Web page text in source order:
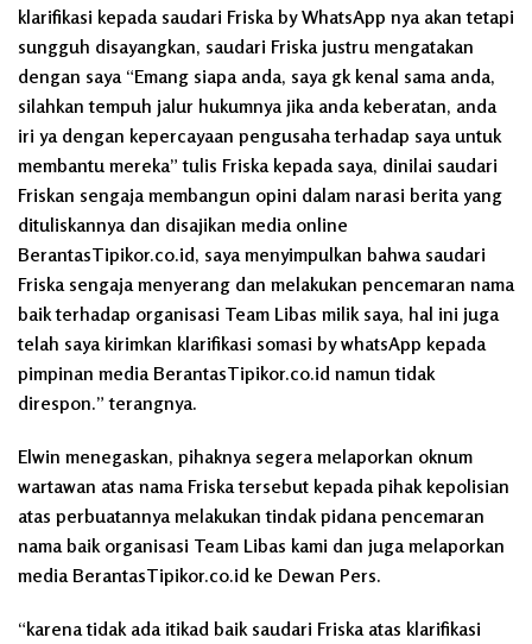
klarifikasi kepada saudari Friska by WhatsApp nya akan tetapi
sungguh disayangkan, saudari Friska justru mengatakan
dengan saya “Emang siapa anda, saya gk kenal sama anda,
silahkan tempuh jalur hukumnya jika anda keberatan, anda
iri ya dengan kepercayaan pengusaha terhadap saya untuk
membantu mereka” tulis Friska kepada saya, dinilai saudari
Friskan sengaja membangun opini dalam narasi berita yang
dituliskannya dan disajikan media online
BerantasTipikor.co.id, saya menyimpulkan bahwa saudari
Friska sengaja menyerang dan melakukan pencemaran nama
baik terhadap organisasi Team Libas milik saya, hal ini juga
telah saya kirimkan klarifikasi somasi by whatsApp kepada
pimpinan media BerantasTipikor.co.id namun tidak
direspon.” terangnya.
Elwin menegaskan, pihaknya segera melaporkan oknum
wartawan atas nama Friska tersebut kepada pihak kepolisian
atas perbuatannya melakukan tindak pidana pencemaran
nama baik organisasi Team Libas kami dan juga melaporkan
media BerantasTipikor.co.id ke Dewan Pers.
“karena tidak ada itikad baik saudari Friska atas klarifikasi